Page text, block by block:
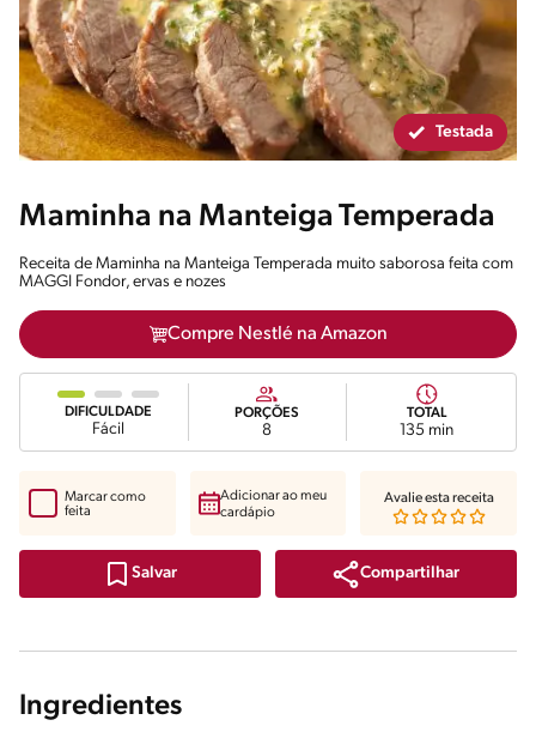
Testada
Maminha na Manteiga Temperada
Receita de Maminha na Manteiga Temperada muito saborosa feita com
MAGGI Fondor, ervas e nozes
Compre Nestlé na Amazon
DIFICULDADE
Fácil
PORÇÕES
8
TOTAL
135 min
Salvar Compartilhar
Marcar como
feita
Adicionar ao meu
cardápio
Avalie esta receita
Ingredientes